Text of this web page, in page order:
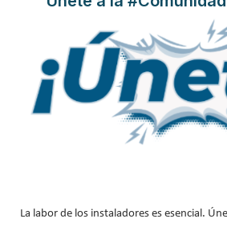
AC Smart Cloud, un sistema de
La labor de los instaladores es esencial.